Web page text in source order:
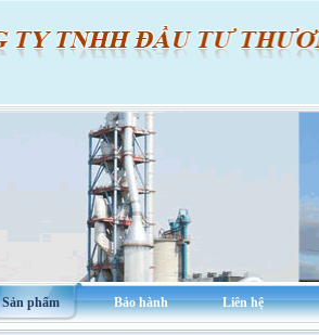
Sản phẩm Bảo hành Liên hệ